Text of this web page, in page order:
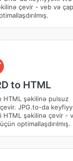
çevir - veb və çap
to HTML
HTML şəkilinə pulsuz
JPG.to-da
HTML şəkilinə çevir -
optimallaşdırılmış.